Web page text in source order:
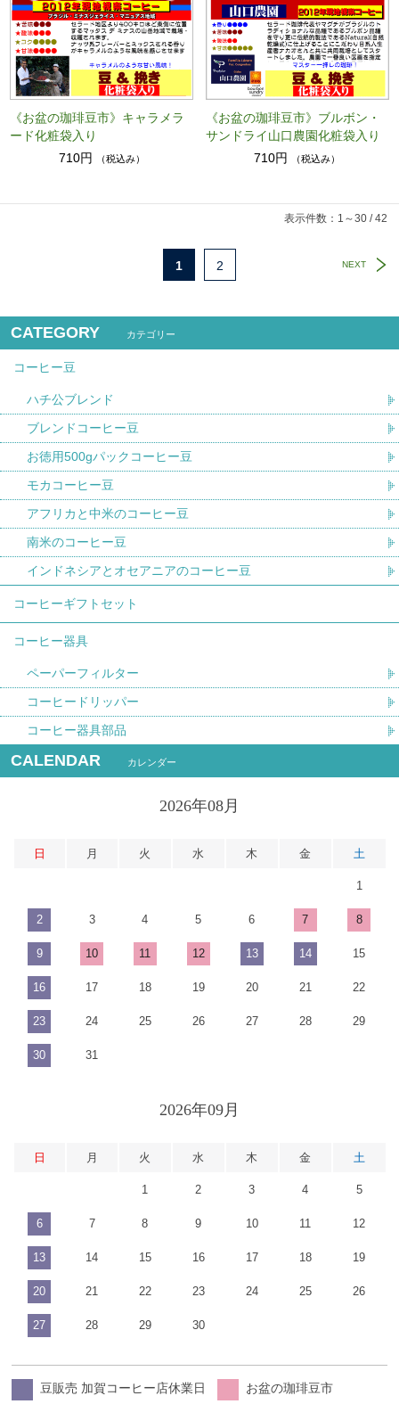
《お盆の珈琲豆市》キャラメラ
ード化粧袋入り
710円
（税込み）
《お盆の珈琲豆市》ブルボン・
サンドライ山口農園化粧袋入り
710円
（税込み）
表示件数：1～30 / 42
NEXT
1 2
CATEGORY カテゴリー
コーヒー豆
ハチ公ブレンド
ブレンドコーヒー豆
お徳用500gパックコーヒー豆
モカコーヒー豆
アフリカと中米のコーヒー豆
南米のコーヒー豆
インドネシアとオセアニアのコーヒー豆
コーヒーギフトセット
コーヒー器具
ペーパーフィルター
コーヒードリッパー
コーヒー器具部品
CALENDAR カレンダー
2026年08月
日 月 火 水 木 金 土
1
2 3 4 5 6 7 8
9 10 11 12 13 14 15
16 17 18 19 20 21 22
23 24 25 26 27 28 29
30 31
2026年09月
日 月 火 水 木 金 土
1 2 3 4 5
6 7 8 9 10 11 12
13 14 15 16 17 18 19
20 21 22 23 24 25 26
27 28 29 30
豆販売 加賀コーヒー店休業日 お盆の珈琲豆市